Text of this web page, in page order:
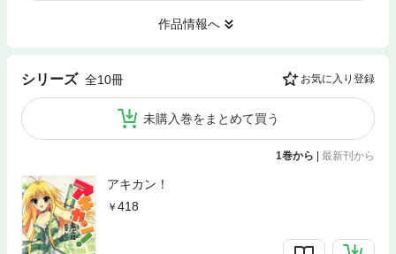
作品情報へ
シリーズ 全10冊 お気に入り登録
未購入巻をまとめて買う
1巻から | 最新刊から
アキカン！
418